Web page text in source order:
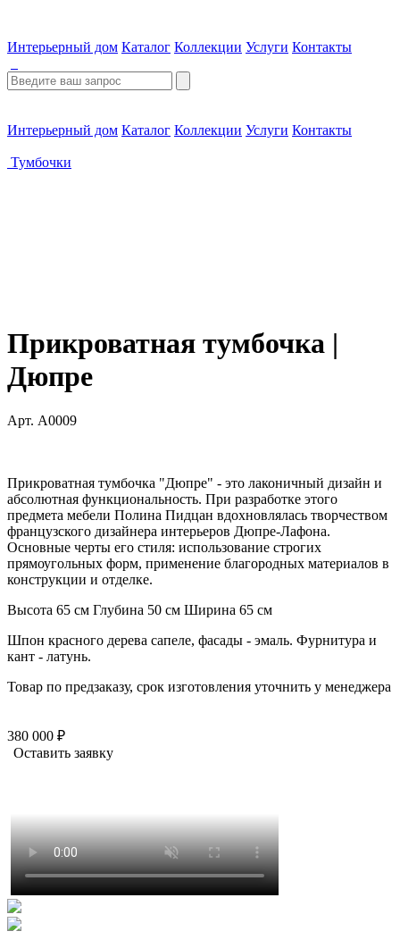
Интерьерный дом Каталог Коллекции Услуги Контакты
Интерьерный дом Каталог Коллекции Услуги Контакты
Тумбочки
Прикроватная тумбочка |
Дюпре
Арт. A0009
Прикроватная тумбочка "Дюпре" - это лаконичный дизайн и
абсолютная функциональность. При разработке этого
предмета мебели Полина Пидцан вдохновлялась творчеством
французского дизайнера интерьеров Дюпре-Лафона.
Основные черты его стиля: использование строгих
прямоугольных форм, применение благородных материалов в
конструкции и отделке.
Высота 65 см Глубина 50 см Ширина 65 см
Шпон красного дерева сапеле, фасады - эмаль. Фурнитура и
кант - латунь.
Товар по предзаказу, срок изготовления уточнить у менеджера
380 000 ₽
Оставить заявку